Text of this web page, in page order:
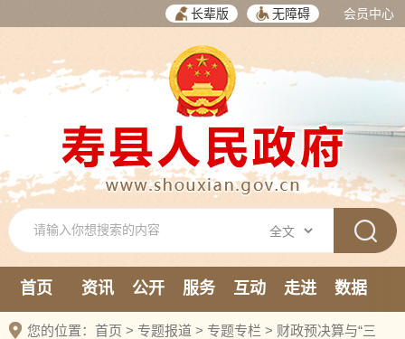
长辈版 无障碍 会员中心
首页 资讯 公开 服务 互动 走进
数据
新媒体
您的位置： 首页 > 专题报道 > 专题专栏 > 财政预决算与“三